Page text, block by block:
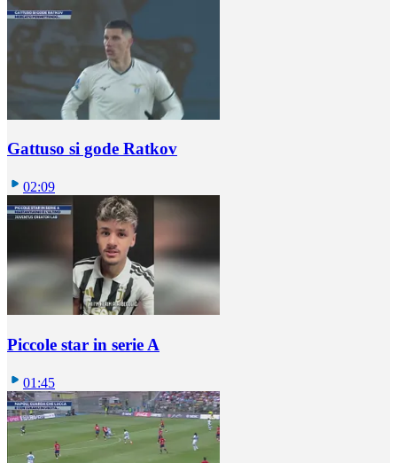
Gattuso si gode Ratkov
02:09
Piccole star in serie A
01:45